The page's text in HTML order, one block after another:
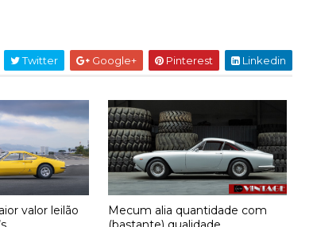
Twitter Google+ Pinterest Linkedin
valor leilão
Mecum alia quantidade com